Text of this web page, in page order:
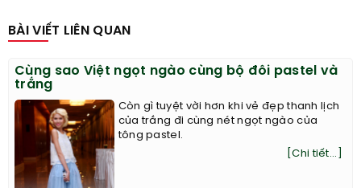
BÀI VIẾT LIÊN QUAN
Cùng sao Việt ngọt ngào cùng bộ đôi pastel và
trắng
Còn gì tuyệt vời hơn khi vẻ đẹp thanh lịch
của trắng đi cùng nét ngọt ngào của
tông pastel.
[Chi tiết...]